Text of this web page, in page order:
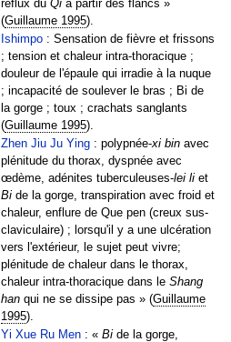
reflux duQi à partir des flancs »
(Guillaume 1995).
Ishimpo : Sensation de fièvre et frissons
; tension et chaleur intra-thoracique ;
douleur de l'épaule qui irradie à la nuque
; incapacité de soulever le bras ; Bi de
la gorge ; toux ; crachats sanglants
(Guillaume 1995).
Zhen Jiu Ju Ying : polypnée-xi bin avec
plénitude du thorax, dyspnée avec
œdème, adénites tuberculeuses-lei li et
Bi de la gorge, transpiration avec froid et
chaleur, enflure de Que pen (creux sus-
claviculaire) ; lorsqu'il y a une ulcération
vers l'extérieur, le sujet peut vivre;
plénitude de chaleur dans le thorax,
chaleur intra-thoracique dans leShang
han qui ne se dissipe pas » (Guillaume
1995).
Yi Xue Ru Men : «Bi de la gorge,